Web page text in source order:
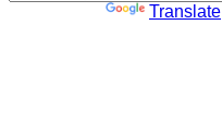
Translate